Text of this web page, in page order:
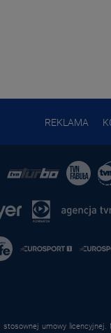
REKLAMA
stosownej umowy